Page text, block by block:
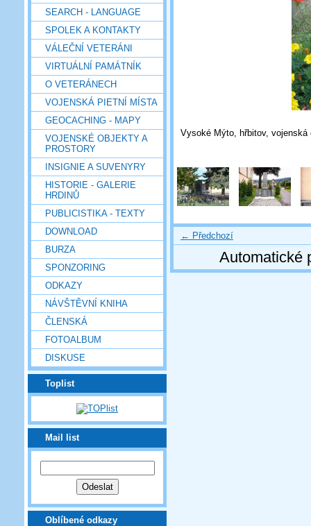
SEARCH - LANGUAGE
SPOLEK A KONTAKTY
VÁLEČNÍ VETERÁNI
VIRTUÁLNÍ PAMÁTNÍK
O VETERÁNECH
VOJENSKÁ PIETNÍ MÍSTA
GEOCACHING - MAPY
VOJENSKÉ OBJEKTY A
PROSTORY
INSIGNIE A SUVENYRY
HISTORIE - GALERIE
HRDINŮ
PUBLICISTIKA - TEXTY
DOWNLOAD
BURZA
SPONZORING
ODKAZY
NÁVŠTĚVNÍ KNIHA
ČLENSKÁ
FOTOALBUM
DISKUSE
Toplist
Mail list
Oblíbené odkazy
Vysoké Mýto, hřbitov,
← Předchozí
Automatické